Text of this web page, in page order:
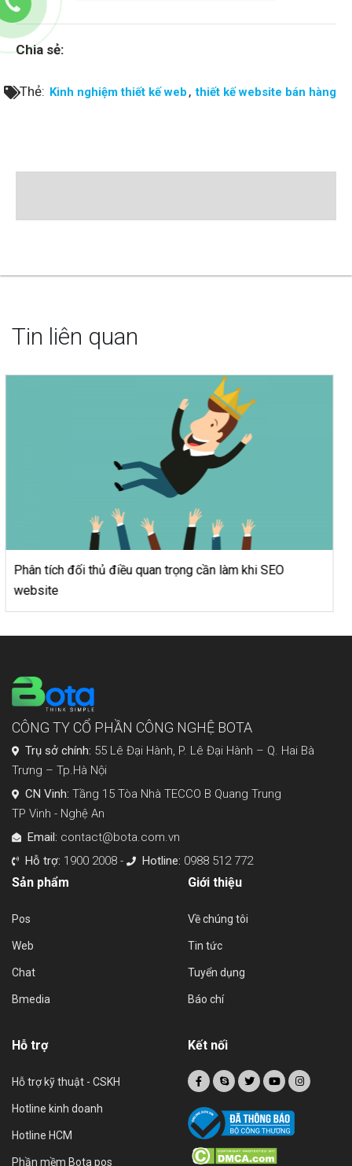
Chia sẻ:
Thẻ: Kinh nghiệm thiết kế web , thiết kế website bán hàng
Tin liên quan
Nên kinh doanh gì 2019 ở nông thôn để nhanh
CÔNG TY CỔ PHẦN CÔNG NGHỆ BOTA
Trụ sở chính: 55 Lê Đại Hành, P. Lê Đại Hành – Q. Hai Bà
Trưng – Tp.Hà Nội
CN Vinh: Tầng 15 Tòa Nhà TECCO B Quang Trung
TP Vinh - Nghệ An
Email: contact@bota.com.vn
Hỗ trợ: 1900 2008 - Hotline: 0988 512 772
Sản phẩm
Pos
Web
Chat
Bmedia
Giới thiệu
Về chúng tôi
Tin tức
Tuyển dụng
Báo chí
Hỗ trợ
Hỗ trợ kỹ thuật - CSKH
Hotline kinh doanh
Hotline HCM
Phần mềm Bota pos
Kết nối